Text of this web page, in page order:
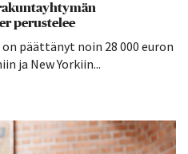
perustelee
päättänyt noin 28 000 euron
ja New Yorkiin...